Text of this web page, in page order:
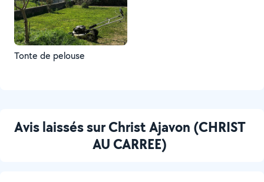
Tonte de pelouse
Avis laissés sur Christ Ajavon (CHRIST
AU CARREE)